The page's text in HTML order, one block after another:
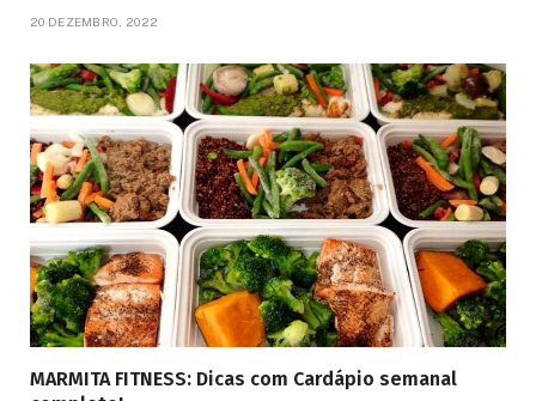
20 DEZEMBRO, 2022
MARMITA FITNESS: Dicas com Cardápio semanal